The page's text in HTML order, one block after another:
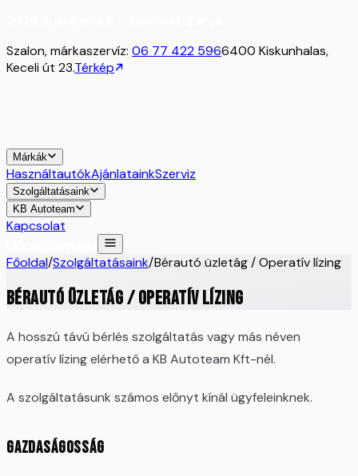
Szalon, márkaszervíz: 06 77 422 5966400 Kiskunhalas,
Keceli út 23.Térkép
Márkák
HasználtautókAjánlatainkSzerviz
Szolgáltatásaink
KB Autoteam
Kapcsolat
Főoldal/Szolgáltatásaink/Bérautó üzletág / Operatív lízing
Bérautó üzletág / Operatív lízing
A hosszú távú bérlés szolgáltatás vagy más néven
operatív lízing elérhető a KB Autoteam Kft-nél.
A szolgáltatásunk számos előnyt kínál ügyfeleinknek.
Gazdaságosság